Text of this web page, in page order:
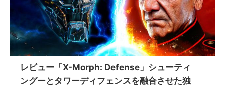
レビュー「X-Morph: Defense」シューティ
ングーとタワーディフェンスを融合させた独